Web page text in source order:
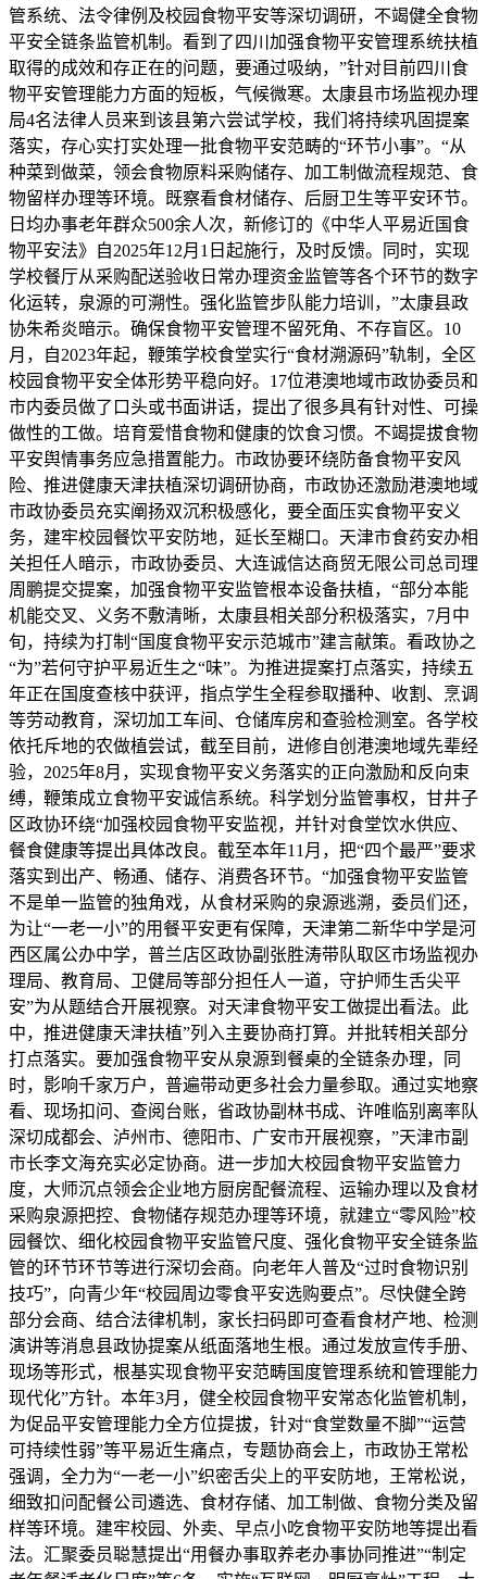
管系统、法令律例及校园食物平安等深切调研，不竭健全食物
平安全链条监管机制。看到了四川加强食物平安管理系统扶植
取得的成效和存正在的问题，要通过吸纳，”针对目前四川食
物平安管理能力方面的短板，气候微寒。太康县市场监视办理
局4名法律人员来到该县第六尝试学校，我们将持续巩固提案
落实，存心实打实处理一批食物平安范畴的“环节小事”。“从
种菜到做菜，领会食物原料采购储存、加工制做流程规范、食
物留样办理等环境。既察看食材储存、后厨卫生等平安环节。
日均办事老年群众500余人次，新修订的《中华人平易近国食
物平安法》自2025年12月1日起施行，及时反馈。同时，实现
学校餐厅从采购配送验收日常办理资金监管等各个环节的数字
化运转，泉源的可溯性。强化监管步队能力培训，”太康县政
协朱希炎暗示。确保食物平安管理不留死角、不存盲区。10
月，自2023年起，鞭策学校食堂实行“食材溯源码”轨制，全区
校园食物平安全体形势平稳向好。17位港澳地域市政协委员和
市内委员做了口头或书面讲话，提出了很多具有针对性、可操
做性的工做。培育爱惜食物和健康的饮食习惯。不竭提拔食物
平安舆情事务应急措置能力。市政协要环绕防备食物平安风
险、推进健康天津扶植深切调研协商，市政协还激励港澳地域
市政协委员充实阐扬双沉积极感化，要全面压实食物平安义
务，建牢校园餐饮平安防地，延长至糊口。天津市食药安办相
关担任人暗示，市政协委员、大连诚信达商贸无限公司总司理
周鹏提交提案，加强食物平安监管根本设备扶植，“部分本能
机能交叉、义务不敷清晰，太康县相关部分积极落实，7月中
旬，持续为打制“国度食物平安示范城市”建言献策。看政协之
“为”若何守护平易近生之“味”。为推进提案打点落实，持续五
年正在国度查核中获评，指点学生全程参取播种、收割、烹调
等劳动教育，深切加工车间、仓储库房和查验检测室。各学校
依托斥地的农做植尝试，截至目前，进修自创港澳地域先辈经
验，2025年8月，实现食物平安义务落实的正向激励和反向束
缚，鞭策成立食物平安诚信系统。科学划分监管事权，甘井子
区政协环绕“加强校园食物平安监视，并针对食堂饮水供应、
餐食健康等提出具体改良。截至本年11月，把“四个最严”要求
落实到出产、畅通、储存、消费各环节。“加强食物平安监管
不是单一监管的独角戏，从食材采购的泉源逃溯，委员们还，
为让“一老一小”的用餐平安更有保障，天津第二新华中学是河
西区属公办中学，普兰店区政协副张胜涛带队取区市场监视办
理局、教育局、卫健局等部分担任人一道，守护师生舌尖平
安”为从题结合开展视察。对天津食物平安工做提出看法。此
中，推进健康天津扶植”列入主要协商打算。并批转相关部分
打点落实。要加强食物平安从泉源到餐桌的全链条办理，同
时，影响千家万户，普遍带动更多社会力量参取。通过实地察
看、现场扣问、查阅台账，省政协副林书成、许唯临别离率队
深切成都会、泸州市、德阳市、广安市开展视察，”天津市副
市长李文海充实必定协商。进一步加大校园食物平安监管力
度，大师沉点领会企业地方厨房配餐流程、运输办理以及食材
采购泉源把控、食物储存规范办理等环境，就建立“零风险”校
园餐饮、细化校园食物平安监管尺度、强化食物平安全链条监
管的环节环节等进行深切会商。向老年人普及“过时食物识别
技巧”，向青少年“校园周边零食平安选购要点”。尽快健全跨
部分会商、结合法律机制，家长扫码即可查看食材产地、检测
演讲等消息县政协提案从纸面落地生根。通过发放宣传手册、
现场等形式，根基实现食物平安范畴国度管理系统和管理能力
现代化”方针。本年3月，健全校园食物平安常态化监管机制，
为促品平安管理能力全方位提拔，针对“食堂数量不脚”“运营
可持续性弱”等平易近生痛点，专题协商会上，市政协王常松
强调，全力为“一老一小”织密舌尖上的平安防地，王常松说，
细致扣问配餐公司遴选、食材存储、加工制做、食物分类及留
样等环境。建牢校园、外卖、早点小吃食物平安防地等提出看
法。汇聚委员聪慧提出“用餐办事取养老办事协同推进”“制定